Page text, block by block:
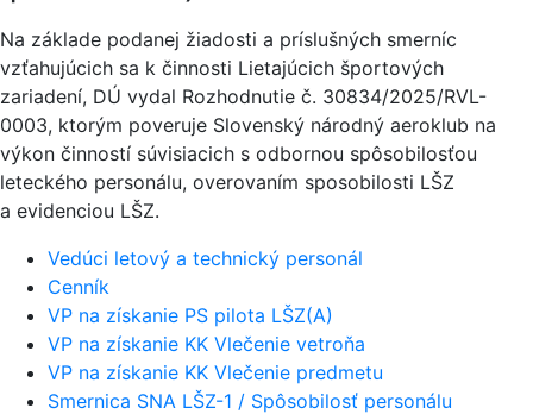
Na základe podanej žiadosti a príslušných smerníc
vzťahujúcich sa k činnosti Lietajúcich športových
zariadení, DÚ vydal Rozhodnutie č. 30834/2025/RVL-
0003, ktorým poveruje Slovenský národný aeroklub na
výkon činností súvisiacich s odbornou spôsobilosťou
leteckého personálu, overovaním sposobilosti LŠZ
a evidenciou LŠZ.
Vedúci letový a technický personál
Cenník
VP na získanie PS pilota LŠZ(A)
VP na získanie KK Vlečenie vetroňa
VP na získanie KK Vlečenie predmetu
Smernica SNA LŠZ-1 / Spôsobilosť personálu